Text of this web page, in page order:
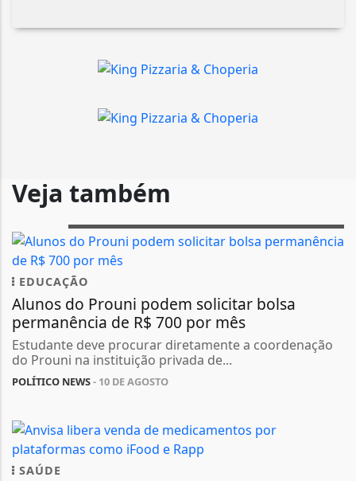
Veja também
EDUCAÇÃO
Alunos do Prouni podem solicitar bolsa
permanência de R$ 700 por mês
Estudante deve procurar diretamente a coordenação
do Prouni na instituição privada de...
POLÍTICO NEWS- 10 DE AGOSTO
SAÚDE